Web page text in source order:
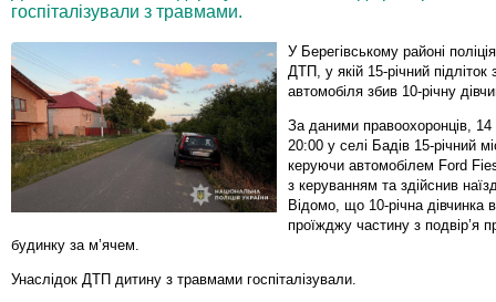
госпіталізували з травмами.
У Берегівському районі
ДТП, у якій 15-річний
автомобіля збив 10-річну
За даними правоохоронців, 14
20:00 у селі Бадів 15-річний
керуючи автомобілем Ford
з керуванням та здійснив
Відомо, що 10-річна дівчинка
проїжджу частину з подвір’я
будинку за м’ячем.
Унаслідок ДТП дитину з травмами госпіталізували.